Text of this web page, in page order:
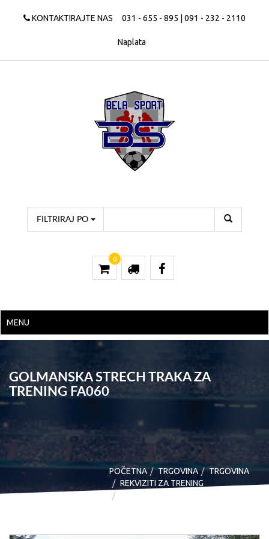
KONTAKTIRAJTE NAS 031 - 655 - 895 | 091 - 232 - 2110
Naplata
FILTRIRAJ PO
0
MENU
GOLMANSKA STRECH TRAKA ZA
TRENING FA060
POČETNA TRGOVINA
TRGOVINA
REKVIZITI ZA TRENING